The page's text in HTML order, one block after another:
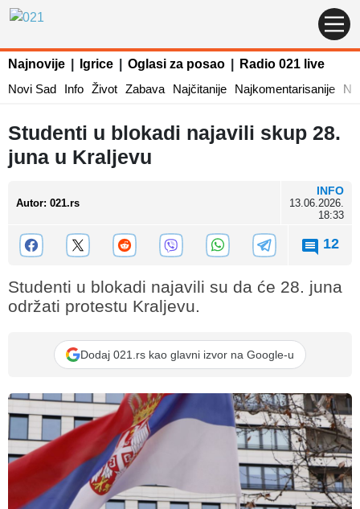
Najnovije Igrice Oglasi za posao
Radio 021 live
Novi Sad
Info Život Zabava Najčitanije Najkomentarisanije
Studenti u blokadi najavili skup 28.
juna u Kraljevu
Autor: 021.rs
INFO
13.06.2026.
18:33
12
Studenti u blokadi najavili su da će 28. juna
održati protestu Kraljevu.
Dodaj 021.rs kao glavni izvor na Google-u